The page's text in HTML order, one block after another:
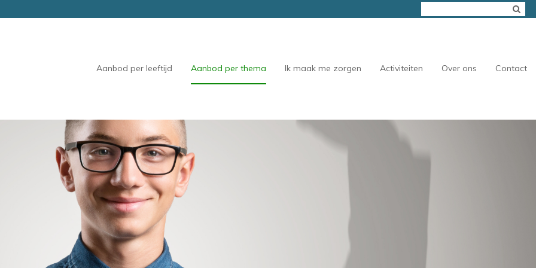
Aanbod per leeftijd Aanbod per thema Ik maak me zorgen Activiteiten Over ons Contact